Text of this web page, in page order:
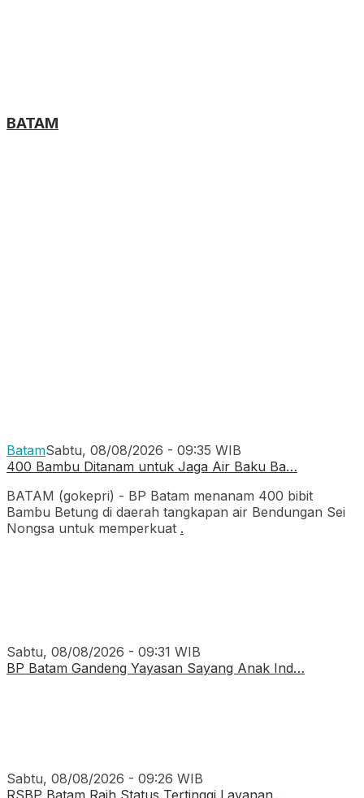
BATAM
BatamSabtu, 08/08/2026 - 09:35 WIB
400 Bambu Ditanam untuk Jaga Air Baku Ba…
BATAM (gokepri) - BP Batam menanam 400 bibit
Bambu Betung di daerah tangkapan air Bendungan Sei
Nongsa untuk memperkuat .
Sabtu, 08/08/2026 - 09:31 WIB
BP Batam Gandeng Yayasan Sayang Anak Ind…
Sabtu, 08/08/2026 - 09:26 WIB
RSBP Batam Raih Status Tertinggi Layanan…